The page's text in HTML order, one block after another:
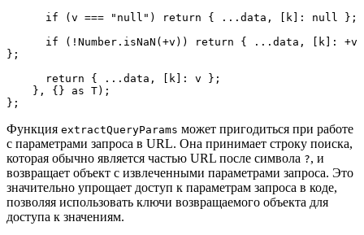
      if (v === "null") return { ...data, [k]: null };
};
      return { ...data, [k]: v };
    }, {} as T);
};
Функция extractQueryParams может пригодиться при работе
с параметрами запроса в URL. Она принимает строку поиска,
которая обычно является частью URL после символа ?, и
возвращает объект с извлеченными параметрами запроса. Это
значительно упрощает доступ к параметрам запроса в коде,
позволяя использовать ключи возвращаемого объекта для
доступа к значениям.